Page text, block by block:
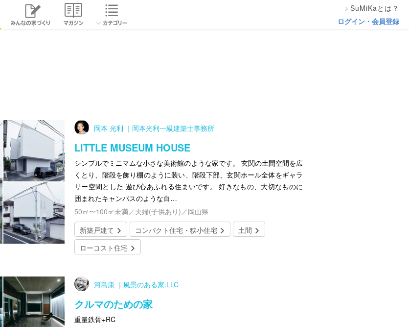
SuMiKaとは？
ログイン・会員登録
岡本 光利 ｜岡本光利一級建築士事務所
LITTLE MUSEUM HOUSE
シンプルでミニマムな小さな美術館のような家です。 玄関の土間空間を広
くとり、階段を飾り棚のように装い、階段下部、玄関ホール全体をギャラ
リー空間とした 遊び心あふれる住まいです。 好きなもの、大切なものに
囲まれたキャンパスのような白…
50㎡〜100㎡未満／夫婦(子供あり)／岡山県
新築戸建て
コンパクト住宅・狭小住宅
土間
ローコスト住宅
河島康 ｜風景のある家.LLC
クルマのための家
重量鉄骨+RC